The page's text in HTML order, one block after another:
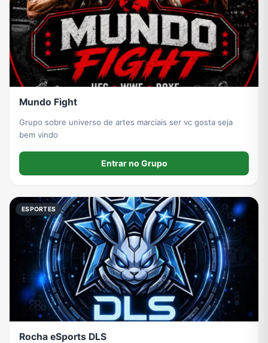
Mundo Fight
Grupo sobre universo de artes marciais ser vc gosta seja
bem vindo
Entrar no Grupo
ESPORTES
Rocha eSports DLS